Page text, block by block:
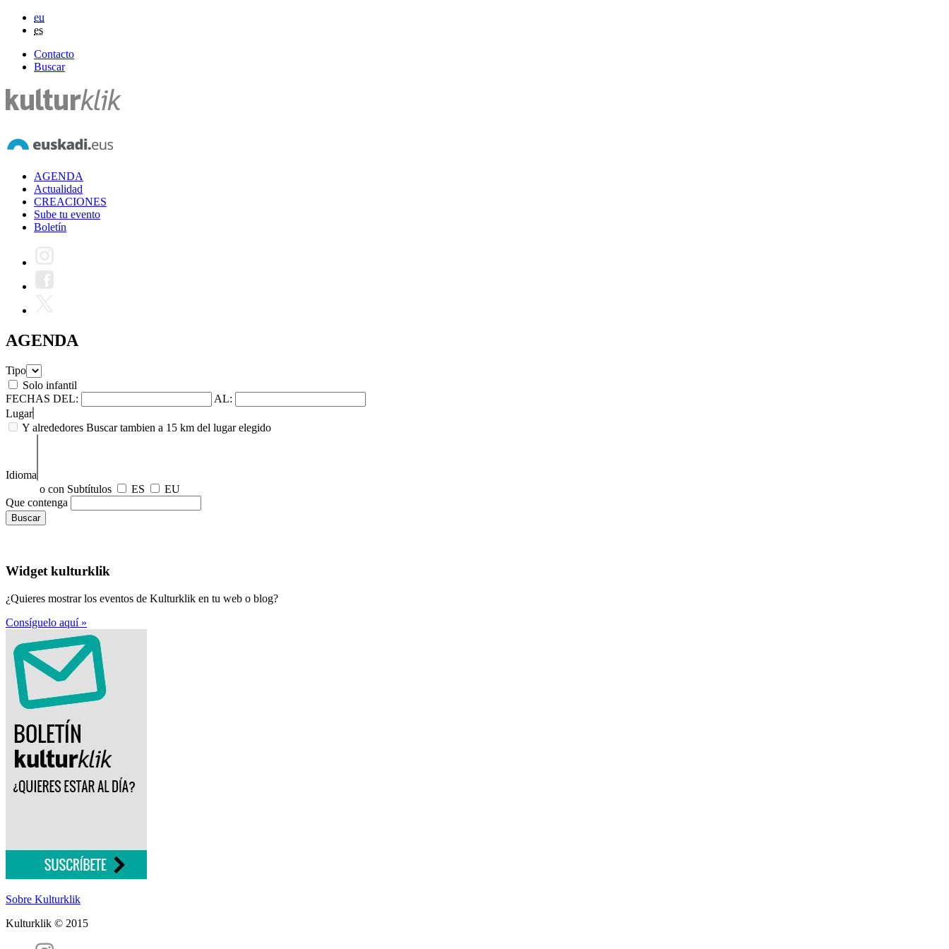
eu
es
Contacto
Buscar
AGENDA
Actualidad
CREACIONES
Sube tu evento
Boletín
AGENDA
Tipo
Solo infantil
FECHAS DEL:
AL:
Lugar
Y alrededores Buscar tambien a 15 km del lugar elegido
Idioma
o con Subtítulos
ES
EU
Que contenga
Widget kulturklik
¿Quieres mostrar los eventos de Kulturklik en tu web o blog?
Consíguelo aquí »
Sobre Kulturklik
Kulturklik © 2015